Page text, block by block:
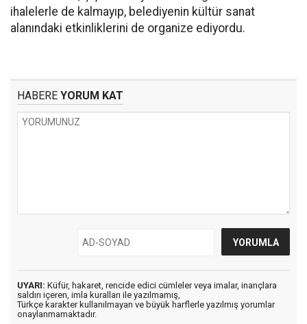
ihalelerle de kalmayıp, belediyenin kültür sanat
alanındaki etkinliklerini de organize ediyordu.
HABERE YORUM KAT
UYARI: Küfür, hakaret, rencide edici cümleler veya imalar, inançlara
saldırı içeren, imla kuralları ile yazılmamış,
Türkçe karakter kullanılmayan ve büyük harflerle yazılmış yorumlar
onaylanmamaktadır.